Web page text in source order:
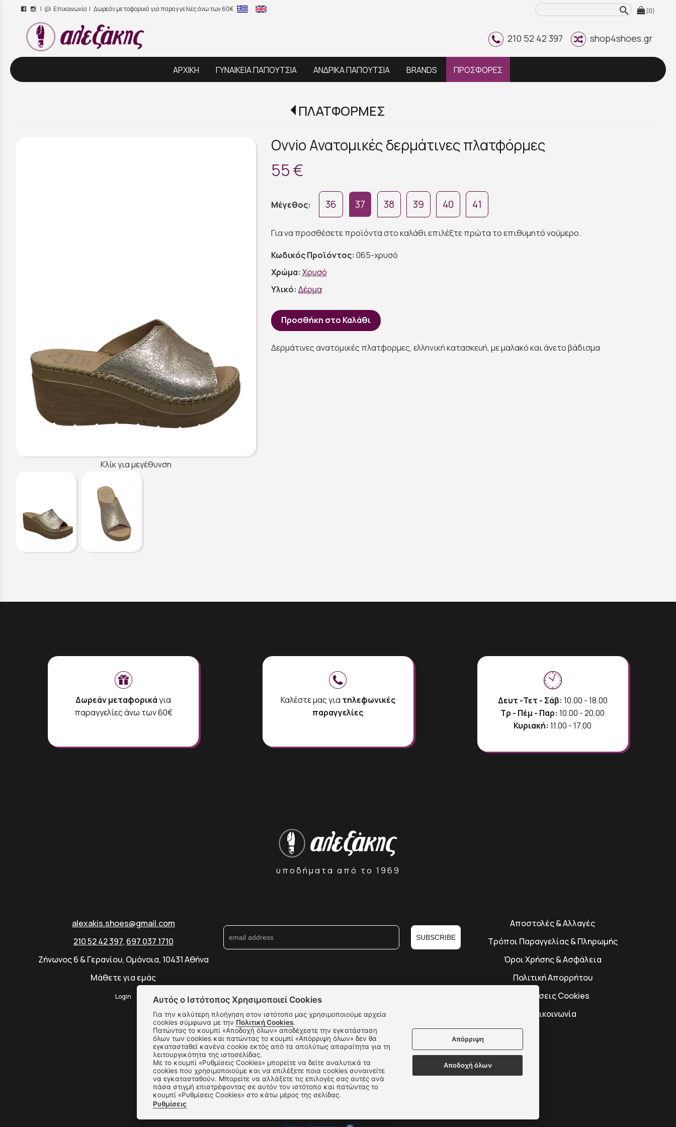
| Επικοινωνία | Δωρεάν μεταφορικά για παραγγελίες άνω των 60€ (0)
search
210 52 42 397 shop4shoes.gr
/
ΑΡΧΙΚΗ ΓΥΝΑΙΚΕΙΑ ΠΑΠΟΥΤΣΙΑ ΑΝΔΡΙΚΑ ΠΑΠΟΥΤΣΙΑ BRANDS ΠΡΟΣΦΟΡΕΣ
ΠΛΑΤΦΟΡΜΕΣ
Κλίκ για μεγέθυνση
Ovvio Ανατομικές δερμάτινες πλατφόρμες
55 €
Μέγεθος: 36 37 38 39 40 41
Για να προσθέσετε προϊόντα στο καλάθι επιλέξτε πρώτα το επιθυμητό νούμερο.
Κωδικός Προϊόντος: 065-χρυσό
Χρώμα: Χρυσό
Υλικό: Δέρμα
Προσθήκη στο Καλάθι
Δερμάτινες ανατομικές πλατφορμες, ελληνική κατασκευή, με μαλακό και άνετο βάδισμα
Δωρεάν μεταφορικάγια
παραγγελίες άνω των 60€
Καλέστε μας για τηλεφωνικές
παραγγελίες
Δευτ -Τετ - Σάβ: 10.00 - 18.00
Τρ - Πέμ - Παρ: 10.00 - 20.00
Κυριακή: 11.00 - 17.00
υποδήματα από το 1969
alexakis.shoes@gmail.com
210 52 42 397, 697 037 1710
Ζήνωνος 6 & Γερανίου, Ομόνοια, 10431 Αθήνα
Μάθετε για εμάς
Login
SUBSCRIBE
Αποστολές & Αλλαγές
Τρόποι Παραγγελίας & Πληρωμής
Όροι Χρήσης & Ασφάλεια
Πολιτική Απορρήτου
Ρυθμίσεις Cookies
Επικοινωνία
Δεχόμαστε όλες τις πιστωτικές κάρτες:
Αυτός ο Ιστότοπος Χρησιμοποιεί Cookies
Για την καλύτερη πλοήγηση στον ιστότοπο μας χρησιμοποιούμε αρχεία
cookies σύμφωνα με την Πολιτική Cookies.
Πατώντας το κουμπί «Αποδοχή όλων» αποδέχεστε την εγκατάσταση
όλων των cookies και πατώντας το κουμπί «Απόρριψη όλων» δεν θα
εγκατασταθεί κανένα cookie εκτός από τα απολύτως απαραίτητα για τη
λειτουργικότητα της ιστοσελίδας.
Με το κουμπί «Ρυθμίσεις Cookies» μπορείτε να δείτε αναλυτικά τα
cookies που χρησιμοποιούμε και να επιλέξετε ποια cookies συναινείτε
να εγκατασταθούν. Μπορείτε να αλλάξετε τις επιλογές σας αυτές ανά
πάσα στιγμή επιστρέφοντας σε αυτόν τον ιστότοπο και πατώντας το
κουμπί «Ρυθμίσεις Cookies» στο κάτω μέρος της σελίδας.
Ρυθμίσεις
Απόρριψη
Αποδοχή όλων